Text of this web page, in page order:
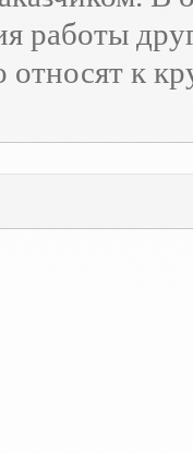
работы
относят к